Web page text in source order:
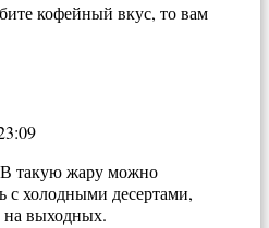
кофейный вкус, то вам
такую жару можно
с холодными десертами,
выходных.